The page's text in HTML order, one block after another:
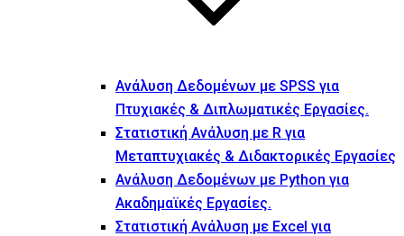
Ανάλυση Δεδομένων με SPSS για
Πτυχιακές & Διπλωματικές Εργασίες.
Στατιστική Ανάλυση με R για
Μεταπτυχιακές & Διδακτορικές Εργασίες
Ανάλυση Δεδομένων με Python για
Ακαδημαϊκές Εργασίες.
Στατιστική Ανάλυση με Excel για